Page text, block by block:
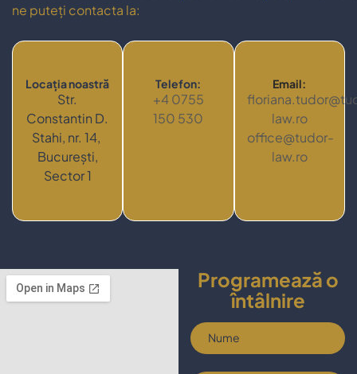
ne puteți contacta la:
Locația noastră
Str.
Constantin D.
Stahi, nr. 14,
București,
Sector 1
Telefon:
+4 0755
150 530
Email:
law.ro
office@tudor-
law.ro
Programează o
întâlnire